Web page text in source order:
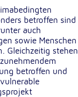
betroffen sind
auch
sowie Menschen
Gleichzeitig stehen
betroffen und